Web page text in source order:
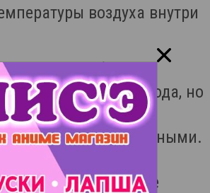
воздуха внутри
порывах более
в холодное время года, но
разлив
незначительными.
в течение